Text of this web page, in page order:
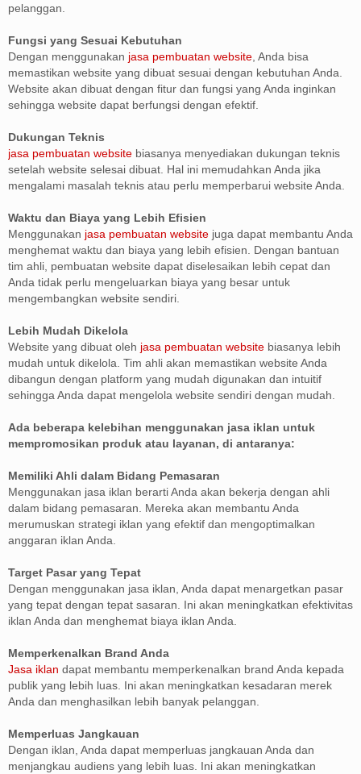
pelanggan.
Fungsi yang Sesuai Kebutuhan
Dengan menggunakan jasa pembuatan website , Anda bisa
memastikan website yang dibuat sesuai dengan kebutuhan Anda.
Website akan dibuat dengan fitur dan fungsi yang Anda inginkan
sehingga website dapat berfungsi dengan efektif.
Dukungan Teknis
jasa pembuatan website biasanya menyediakan dukungan teknis
setelah website selesai dibuat. Hal ini memudahkan Anda jika
mengalami masalah teknis atau perlu memperbarui website Anda.
Waktu dan Biaya yang Lebih Efisien
Menggunakan jasa pembuatan website juga dapat membantu Anda
menghemat waktu dan biaya yang lebih efisien. Dengan bantuan
tim ahli, pembuatan website dapat diselesaikan lebih cepat dan
Anda tidak perlu mengeluarkan biaya yang besar untuk
mengembangkan website sendiri.
Lebih Mudah Dikelola
Website yang dibuat oleh jasa pembuatan website biasanya lebih
mudah untuk dikelola. Tim ahli akan memastikan website Anda
dibangun dengan platform yang mudah digunakan dan intuitif
sehingga Anda dapat mengelola website sendiri dengan mudah.
Ada beberapa kelebihan menggunakan jasa iklan untuk
mempromosikan produk atau layanan, di antaranya:
Memiliki Ahli dalam Bidang Pemasaran
Menggunakan jasa iklan berarti Anda akan bekerja dengan ahli
dalam bidang pemasaran. Mereka akan membantu Anda
merumuskan strategi iklan yang efektif dan mengoptimalkan
anggaran iklan Anda.
Target Pasar yang Tepat
Dengan menggunakan jasa iklan, Anda dapat menargetkan pasar
yang tepat dengan tepat sasaran. Ini akan meningkatkan efektivitas
iklan Anda dan menghemat biaya iklan Anda.
Memperkenalkan Brand Anda
Jasa iklan dapat membantu memperkenalkan brand Anda kepada
publik yang lebih luas. Ini akan meningkatkan kesadaran merek
Anda dan menghasilkan lebih banyak pelanggan.
Memperluas Jangkauan
Dengan iklan, Anda dapat memperluas jangkauan Anda dan
menjangkau audiens yang lebih luas. Ini akan meningkatkan